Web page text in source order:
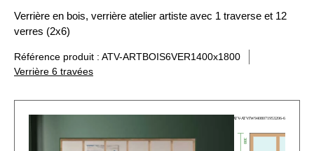
Verrière en bois, verrière atelier artiste avec 1 traverse et 12
verres (2x6)
Référence produit : ATV-ARTBOIS6VER1400x1800
Verrière 6 travées